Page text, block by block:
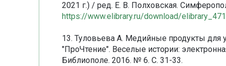
2021 г.) / ред. Е. В. Полховская.
https://www.elibrary.ru/download/
13. Туловьева А. Медийные продукты для
"ПроЧтение". Веселые истории:
Библиополе. 2016. № 6. С. 31-33.